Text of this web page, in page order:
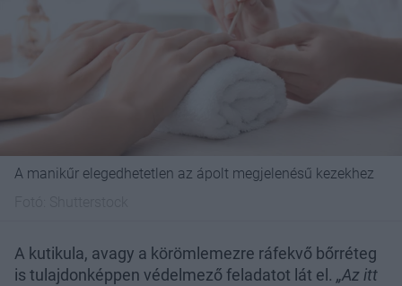
A manikűr elegedhetetlen az ápolt megjelenésű kezekhez
A kutikula, avagy a körömlemezre ráfekvő bőrréteg
is tulajdonképpen védelmező feladatot lát el. „Az itt